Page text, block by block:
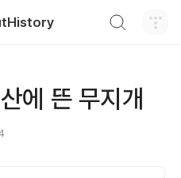
에 뜬 무지개